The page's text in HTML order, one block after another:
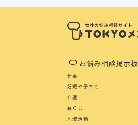
お悩み相談掲示板
仕事
妊娠や子育て
介護
暮らし
地域活動